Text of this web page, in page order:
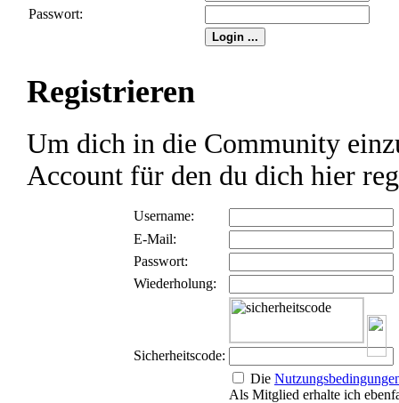
Passwort:
Registrieren
Um dich in die Community
Account für den du dich hier
Username:
E-Mail:
Passwort:
Wiederholung:
Sicherheitscode:
Die
Als Mitglied erhalte ich